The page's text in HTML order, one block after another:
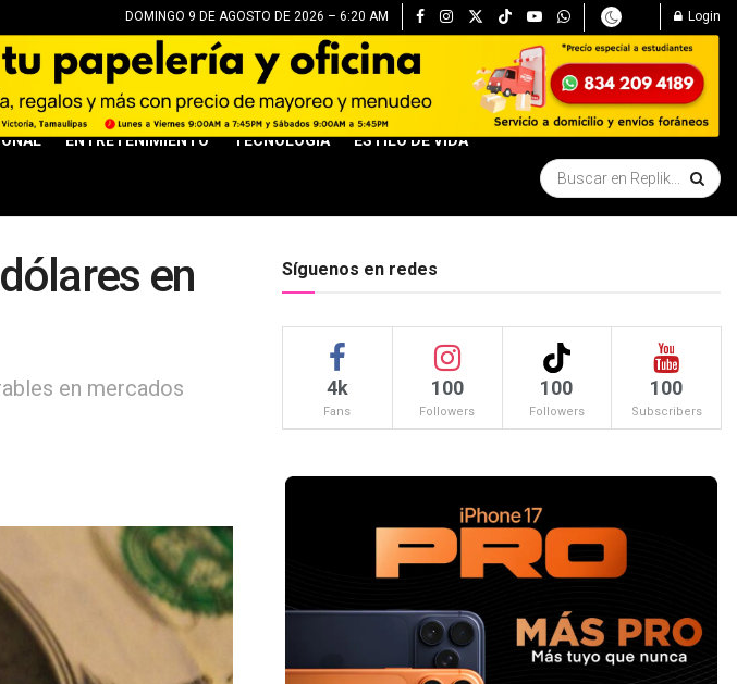
DOMINGO 9 DE AGOSTO DE 2026 – 6:20 AM Login
ENTRETENIMIENTO TECNOLOGÍA ESTILO DE VIDA
en
en mercados
Síguenos en redes
4k
Fans
100
Followers
100
Followers
100
Subscribers